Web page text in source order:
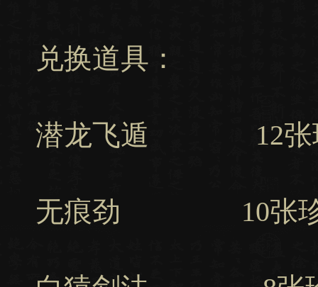
兑换道具：
潜龙飞遁 12张珍
无痕劲 10张珍品